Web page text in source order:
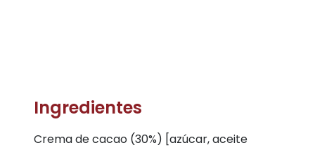
Ingredientes
Crema de cacao (30%) [azúcar, aceite